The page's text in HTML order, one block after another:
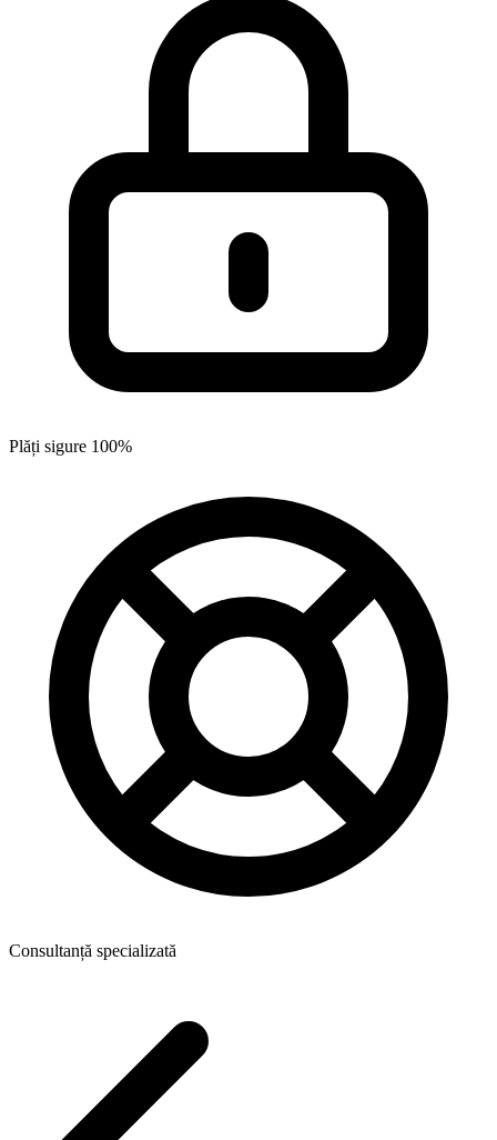
Plăți sigure 100%
Consultanță specializată